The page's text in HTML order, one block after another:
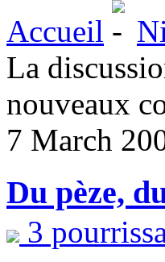
Accueil
La
nouveaux
7 March
Du pèze,
3